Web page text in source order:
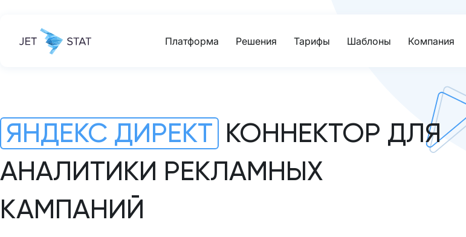
Платформа Решения Тарифы Шаблоны Компания
ЯНДЕКС ДИРЕКТ КОННЕКТОР ДЛЯ
АНАЛИТИКИ РЕКЛАМНЫХ
КАМПАНИЙ